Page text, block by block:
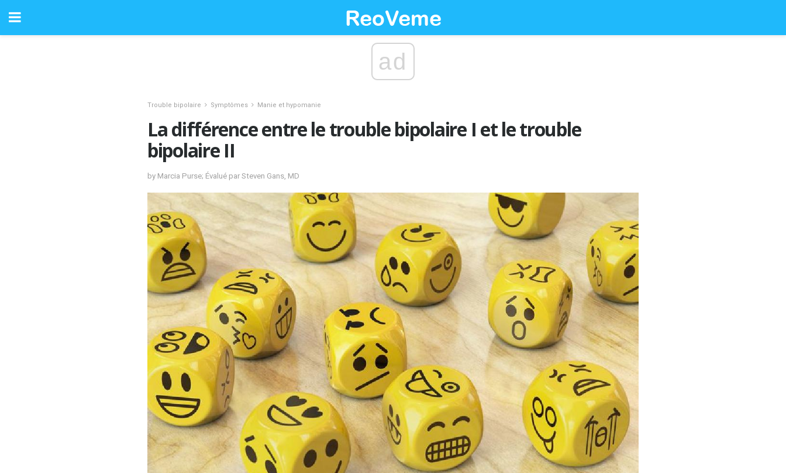
ad
Trouble bipolaire Symptômes Manie et hypomanie
La différence entre le trouble bipolaire I et le trouble
bipolaire II
by Marcia Purse; Évalué par Steven Gans, MD